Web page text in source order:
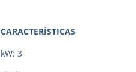
CARACTERÍSTICAS
kW: 3